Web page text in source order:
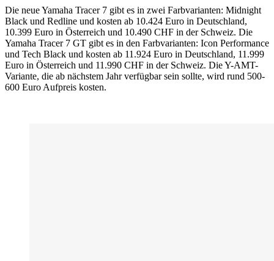
Die neue Yamaha Tracer 7 gibt es in zwei Farbvarianten: Midnight
Black und Redline und kosten ab 10.424 Euro in Deutschland,
10.399 Euro in Österreich und 10.490 CHF in der Schweiz. Die
Yamaha Tracer 7 GT gibt es in den Farbvarianten: Icon Performance
und Tech Black und kosten ab 11.924 Euro in Deutschland, 11.999
Euro in Österreich und 11.990 CHF in der Schweiz. Die Y-AMT-
Variante, die ab nächstem Jahr verfügbar sein sollte, wird rund 500-
600 Euro Aufpreis kosten.